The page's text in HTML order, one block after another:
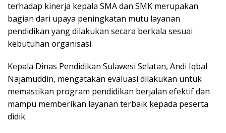
terhadap kinerja kepala SMA dan SMK merupakan
bagian dari upaya peningkatan mutu layanan
pendidikan yang dilakukan secara berkala sesuai
kebutuhan organisasi.
Kepala Dinas Pendidikan Sulawesi Selatan, Andi Iqbal
Najamuddin, mengatakan evaluasi dilakukan untuk
memastikan program pendidikan berjalan efektif dan
mampu memberikan layanan terbaik kepada peserta
didik.